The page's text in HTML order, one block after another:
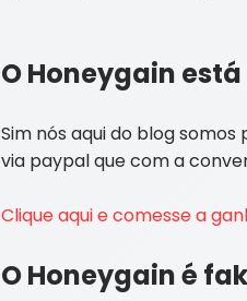
O Honeygain
Sim nós aqui do blog
via paypal que com a
Clique aqui e comesse a
O Honeygain é